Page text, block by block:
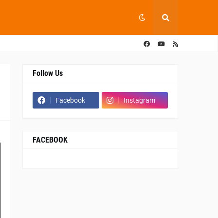
Follow Us
Facebook Instagram
FACEBOOK